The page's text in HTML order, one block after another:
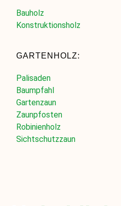
Bauholz
Konstruktionsholz
GARTENHOLZ:
Palisaden
Baumpfahl
Gartenzaun
Zaunpfosten
Robinienholz
Sichtschutzzaun